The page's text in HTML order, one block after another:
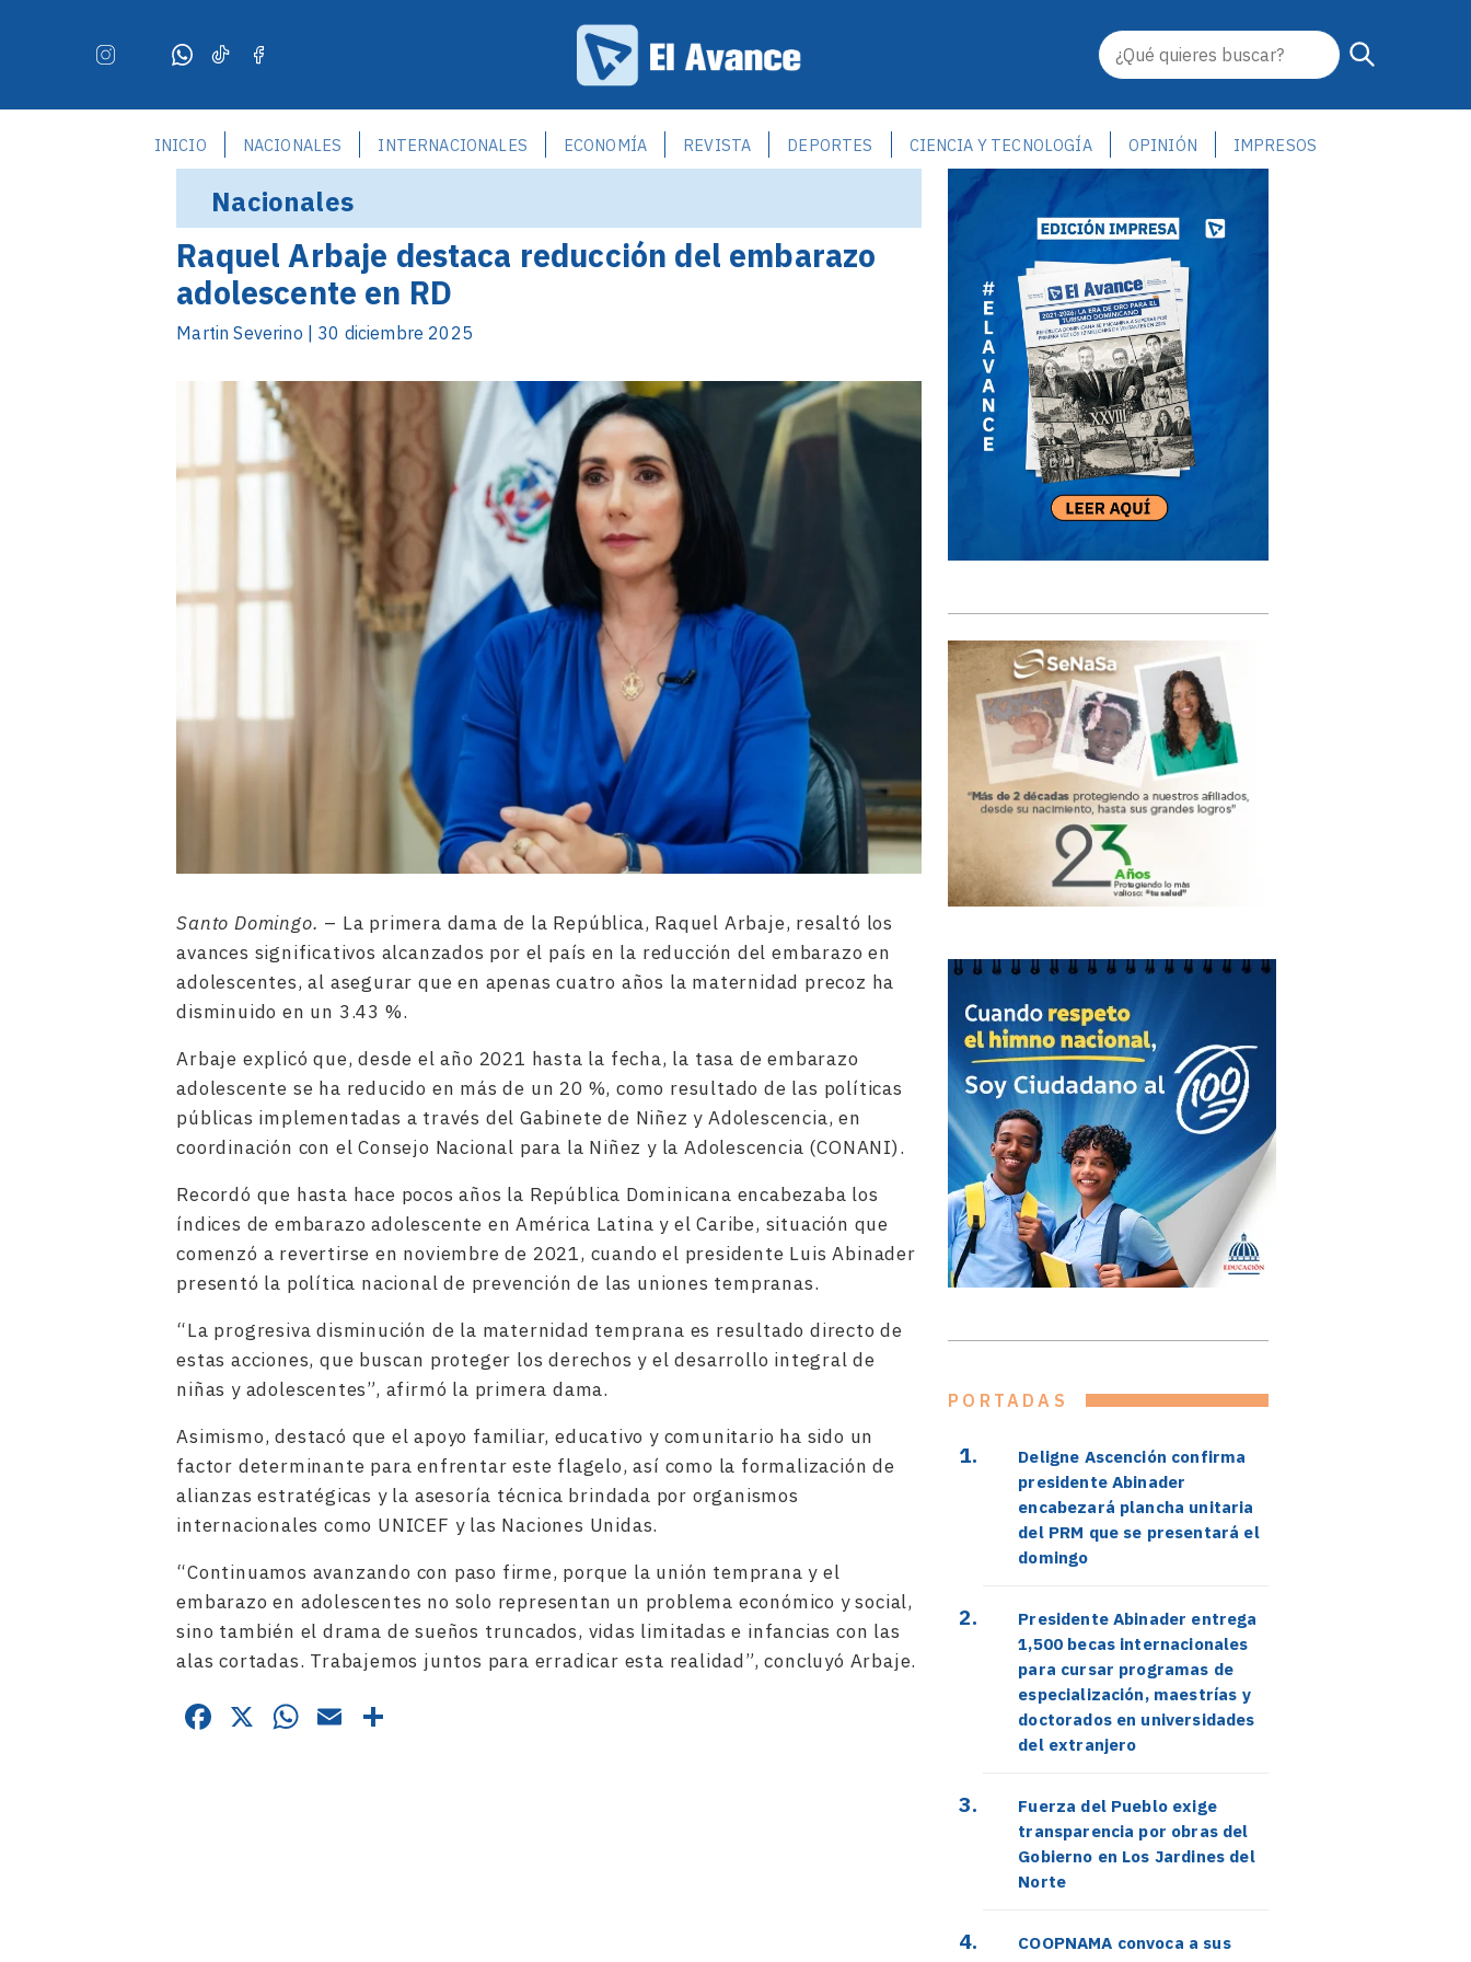
INICIO NACIONALES INTERNACIONALES ECONOMÍA REVISTA DEPORTES CIENCIA Y TECNOLOGÍA OPINIÓN IMPRESOS
Nacionales
Raquel Arbaje destaca reducción del embarazo
adolescente en RD
Martin Severino | 30 diciembre 2025
Santo Domingo. – La primera dama de la República, Raquel Arbaje, resaltó los
avances significativos alcanzados por el país en la reducción del embarazo en
adolescentes, al asegurar que en apenas cuatro años la maternidad precoz ha
disminuido en un 3.43 %.
Arbaje explicó que, desde el año 2021 hasta la fecha, la tasa de embarazo
adolescente se ha reducido en más de un 20 %, como resultado de las políticas
públicas implementadas a través del Gabinete de Niñez y Adolescencia, en
coordinación con el Consejo Nacional para la Niñez y la Adolescencia (CONANI).
Recordó que hasta hace pocos años la República Dominicana encabezaba los
índices de embarazo adolescente en América Latina y el Caribe, situación que
comenzó a revertirse en noviembre de 2021, cuando el presidente Luis Abinader
presentó la política nacional de prevención de las uniones tempranas.
“La progresiva disminución de la maternidad temprana es resultado directo de
estas acciones, que buscan proteger los derechos y el desarrollo integral de
niñas y adolescentes”, afirmó la primera dama.
Asimismo, destacó que el apoyo familiar, educativo y comunitario ha sido un
factor determinante para enfrentar este flagelo, así como la formalización de
alianzas estratégicas y la asesoría técnica brindada por organismos
internacionales como UNICEF y las Naciones Unidas.
“Continuamos avanzando con paso firme, porque la unión temprana y el
embarazo en adolescentes no solo representan un problema económico y social,
sino también el drama de sueños truncados, vidas limitadas e infancias con las
alas cortadas. Trabajemos juntos para erradicar esta realidad”, concluyó Arbaje.
Facebook
X WhatsApp
Email
PORTADAS
Deligne Ascención confirma
presidente Abinader
encabezará plancha unitaria
del PRM que se presentará el
domingo
Presidente Abinader entrega
1,500 becas internacionales
para cursar programas de
especialización, maestrías y
doctorados en universidades
del extranjero
Fuerza del Pueblo exige
transparencia por obras del
Gobierno en Los Jardines del
Norte
COOPNAMA convoca a sus